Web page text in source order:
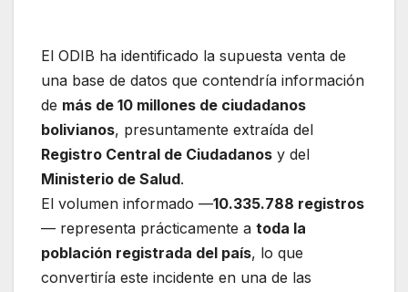
El ODIB ha identificado la supuesta venta de
una base de datos que contendría información
de más de 10 millones de ciudadanos
bolivianos, presuntamente extraída del
Registro Central de Ciudadanos y del
Ministerio de Salud.
El volumen informado —10.335.788 registros
— representa prácticamente a toda la
población registrada del país, lo que
convertiría este incidente en una de las